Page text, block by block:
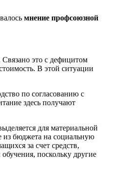
мнение профсоюзной
Связано это с дефицитом
В этой ситуации
по согласованию с
здесь получают
для материальной
из бюджета на социальную
за счет средств,
поскольку другие